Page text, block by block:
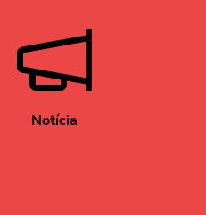
Notícia